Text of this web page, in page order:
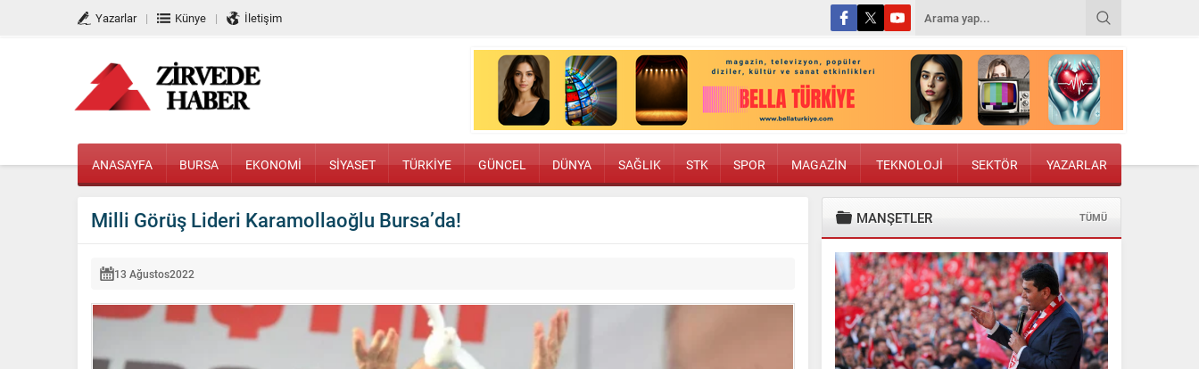
Yazarlar Künye İletişim
ANASAYFA BURSA EKONOMİ SİYASET TÜRKİYE GÜNCEL DÜNYA SAĞLIK STK SPOR MAGAZİN TEKNOLOJİ SEKTÖR YAZARLAR
Milli Görüş Lideri Karamollaoğlu Bursa’da!
13 Ağustos2022
MANŞETLER TÜMÜ